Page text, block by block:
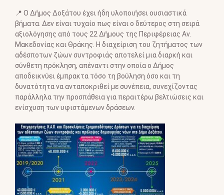
📍 Ο Δήμος Δοξάτου έχει ήδη υλοποιήσει ουσιαστικά
βήματα. Δεν είναι τυχαίο πως είναι ο δεύτερος στη σειρά
αξιολόγησης από τους 22 Δήμους της Περιφέρειας Αν.
Μακεδονίας και Θράκης. Η διαχείριση του ζητήματος των
αδέσποτων ζώων συντροφιάς αποτελεί μια διαρκή και
σύνθετη πρόκληση, απέναντι στην οποία ο Δήμος
αποδεικνύει έμπρακτα τόσο τη βούληση όσο και τη
δυνατότητα να ανταποκριθεί με συνέπεια, συνεχίζοντας
παράλληλα την προσπάθεια για περαιτέρω βελτιώσεις και
ενίσχυση των υφιστάμενων δράσεων.